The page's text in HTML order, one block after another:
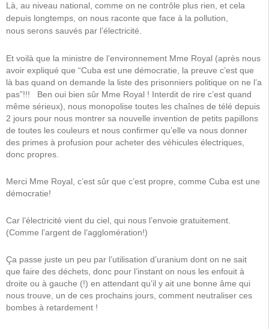
Là, au niveau national, comme on ne contrôle plus rien, et cela
depuis longtemps, on nous raconte que face à la pollution,
nous serons sauvés par l’électricité.
Et voilà que la ministre de l’environnement Mme Royal (après nous
avoir expliqué que “Cuba est une démocratie, la preuve c’est que
là bas quand on demande la liste des prisonniers politique on ne l’a
pas”!!! Ben oui bien sûr Mme Royal ! Interdit de rire c’est quand
même sérieux), nous monopolise toutes les chaînes de télé depuis
2 jours pour nous montrer sa nouvelle invention de petits papillons
de toutes les couleurs et nous confirmer qu’elle va nous donner
des primes à profusion pour acheter des véhicules électriques,
donc propres.
Merci Mme Royal, c’est sûr que c’est propre, comme Cuba est une
démocratie!
Car l’électricité vient du ciel, qui nous l’envoie gratuitement.
(Comme l’argent de l’agglomération!)
Ça passe juste un peu par l’utilisation d’uranium dont on ne sait
que faire des déchets, donc pour l’instant on nous les enfouit à
droite ou à gauche (!) en attendant qu’il y ait une bonne âme qui
nous trouve, un de ces prochains jours, comment neutraliser ces
bombes à retardement !